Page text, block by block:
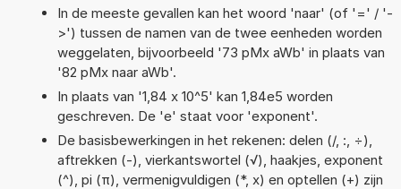
In de meeste gevallen kan het woord 'naar' (of '=' / '-
>') tussen de namen van de twee eenheden worden
weggelaten, bijvoorbeeld '73 pMx aWb' in plaats van
'82 pMx naar aWb'.
In plaats van '1,84 x 10^5' kan 1,84e5 worden
geschreven. De 'e' staat voor 'exponent'.
De basisbewerkingen in het rekenen: delen (/, :, ÷),
aftrekken (-), vierkantswortel (√), haakjes, exponent
(^), pi (π), vermenigvuldigen (*, x) en optellen (+) zijn